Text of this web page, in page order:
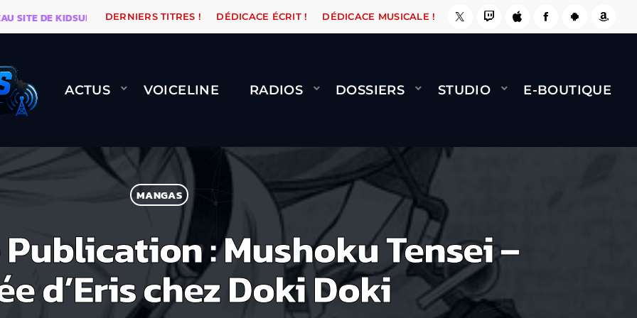
DE KIDSUNE WARÉTRO ORANGE ROAD QUI PASSE, ÇA LE FAIT ! NAMI BERNARD MINET -
DERNIERS TITRES ! DÉDICACE ÉCRIT ! DÉDICACE MUSICALE !
ACTUS VOICELINE RADIOS DOSSIERS STUDIO E-BOUTIQUE
MANGAS
: Mushoku Tensei –
d’Eris chez Doki Doki